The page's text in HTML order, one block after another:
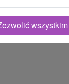
wszystkim